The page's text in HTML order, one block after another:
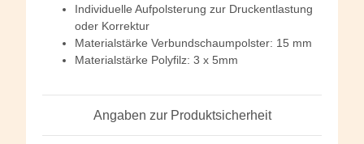
Individuelle Aufpolsterung zur Druckentlastung
oder Korrektur
Materialstärke Verbundschaumpolster: 15 mm
Materialstärke Polyfilz: 3 x 5mm
Angaben zur Produktsicherheit